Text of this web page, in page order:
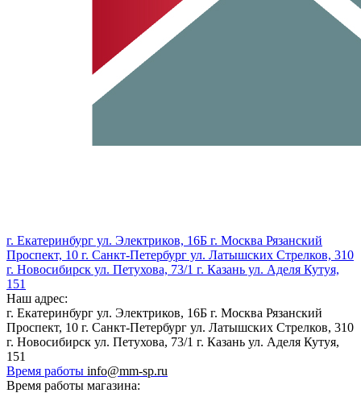
г. Екатеринбург ул. Электриков, 16Б г. Москва Рязанский
Проспект, 10 г. Санкт-Петербург ул. Латышских Стрелков, 310
г. Новосибирск ул. Петухова, 73/1 г. Казань ул. Аделя Кутуя,
151
Наш адрес:
г. Екатеринбург ул. Электриков, 16Б г. Москва Рязанский
Проспект, 10 г. Санкт-Петербург ул. Латышских Стрелков, 310
г. Новосибирск ул. Петухова, 73/1 г. Казань ул. Аделя Кутуя,
151
Время работы info@mm-sp.ru
Время работы магазина: